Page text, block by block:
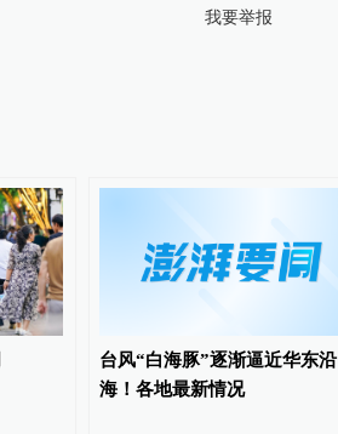
我要举报
台风“白海豚”逐渐逼近华东沿
海！各地最新情况